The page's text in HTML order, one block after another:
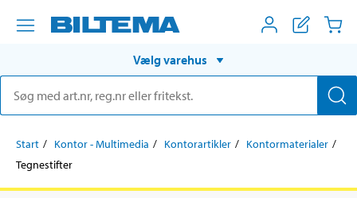
Vælg varehus
Start Kontor - Multimedia Kontorartikler
Kontormaterialer
Tegnestifter